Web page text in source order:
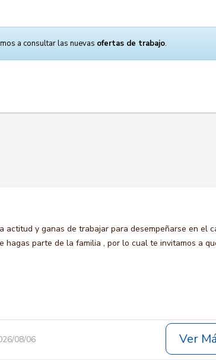
a consultar las nuevas ofertas de trabajo.
actitud y ganas de trabajar para desempeñarse en el
hagas parte de la familia , por lo cual te invitamos a
08/06 Ver